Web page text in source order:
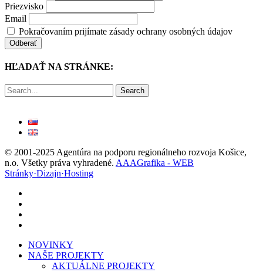
Priezvisko
Email
Pokračovaním prijímate zásady ochrany osobných údajov
HĽADAŤ NA STRÁNKE:
Search
© 2001-2025 Agentúra na podporu regionálneho rozvoja Košice,
n.o. Všetky práva vyhradené. AAAGrafika - WEB
Stránky·Dizajn·Hosting
Close
Menu
NOVINKY
NAŠE PROJEKTY
AKTUÁLNE PROJEKTY